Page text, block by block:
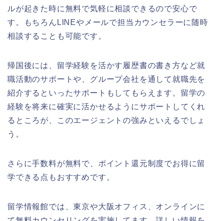
ルが起きた時に無料で気軽に相談できるので安心で
す。もちろんLINEやメールで担当カウンセラーに随時
相談することも可能です。
帰国後には、留学経験を活かす履歴書の書き方など就
職活動のサポートや、グループ会社を通して就職先を
紹介するといったサポートもしてもらえます。留学の
経験を将来に確実に活かせるようにサポートしてくれ
るところが、このエージェントの強みといえるでしょ
う。
さらに手数料が無料で、ポイント還元制度でお得に留
学できる点もおすすめです。
留学情報館では、東京や大阪オフィス、オンラインに